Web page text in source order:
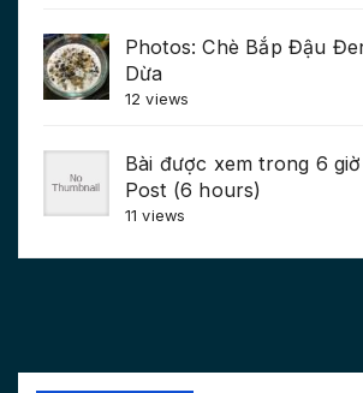
Photos: Chè Bắp Đậu
Dừa
12 views
Bài được xem trong 6
Post (6 hours)
11 views